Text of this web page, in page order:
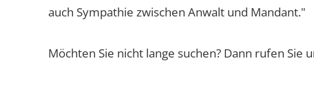
auch Sympathie zwischen Anwalt und Mandant."
Möchten Sie nicht lange suchen? Dann rufen Sie